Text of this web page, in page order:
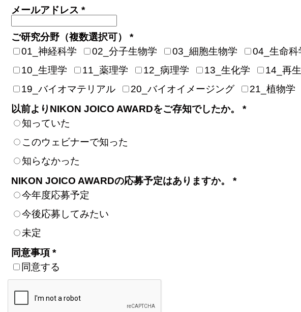
メールアドレス *
ご研究分野（複数選択可） *
01_神経科学
02_分子生物学 03_細胞生物学 04_生命科
10_生理学
11_薬理学 12_病理学 13_生化学 14_再
19_バイオマテリアル
20_バイオイメージング 21_植物学
以前よりNIKON JOICO AWARDをご存知でしたか。 *
知っていた
このウェビナーで知った
知らなかった
NIKON JOICO AWARDの応募予定はありますか。 *
今年度応募予定
今後応募してみたい
未定
同意事項 *
同意する